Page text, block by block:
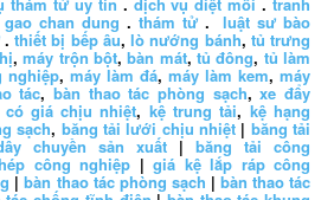
chan dung . thám tử.luật sư bào
.thiết bị bếp âu,lò nướng bánh, tủ trưng
,máy trộn bột,bàn mát, tủ đông, tủ làm
nghiệp, máy làm đá, máy làm kem, máy
tác,bàn thao tác phòng sạch,xe đẩy
có giá chịu nhiệt, kệ trung tải, kệ hạng
sạch, băng tải lưới chịu nhiệt| băng tải
chuyền sản xuất | băng tải công
công nghiệp |giá kệ lắp ráp công
|bàn thao tác phòng sạch | bàn thao tác